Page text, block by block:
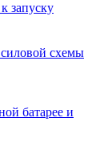
запуску
схемы
батарее и